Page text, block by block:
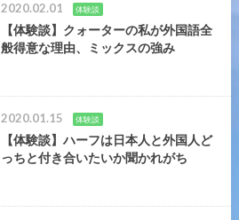
2020.02.01 体験談
【体験談】クォーターの私が外国語全
般得意な理由、ミックスの強み
2020.01.15 体験談
【体験談】ハーフは日本人と外国人ど
っちと付き合いたいか聞かれがち